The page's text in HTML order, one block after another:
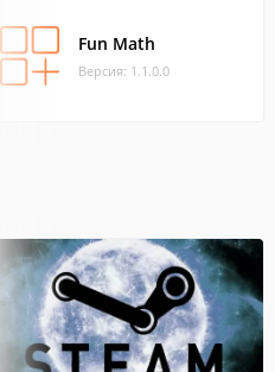
Fun Math
Версия: 1.1.0.0